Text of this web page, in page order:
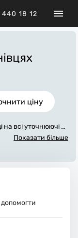
18 12
ціну
на всі уточнюючі за
з вами прот
робоче місце.
Показати більше
допомогти